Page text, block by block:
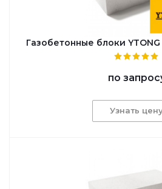
Газобетонные блоки
по
Узнать